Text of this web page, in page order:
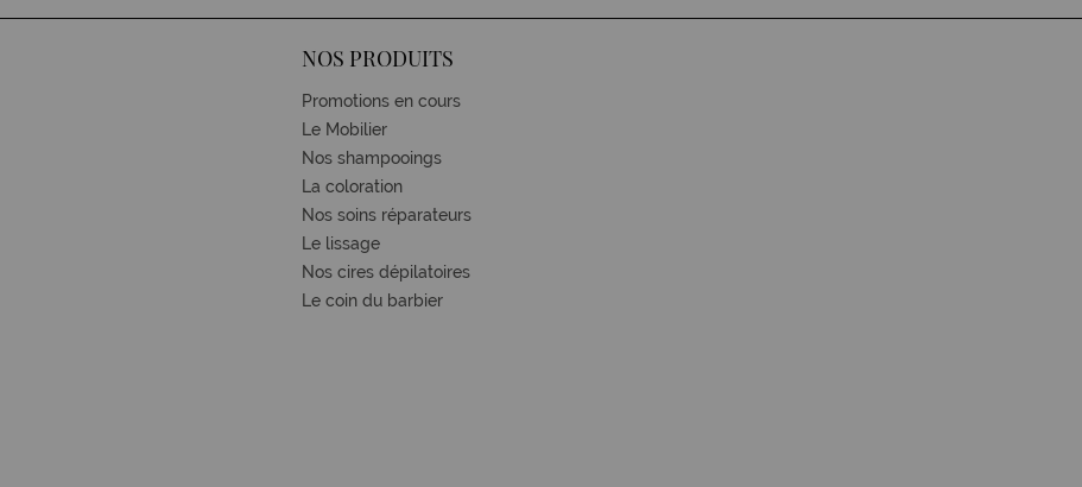
NOS PRODUITS
Promotions en cours
Le Mobilier
Nos shampooings
La coloration
Nos soins réparateurs
Le lissage
Nos cires dépilatoires
Le coin du barbier